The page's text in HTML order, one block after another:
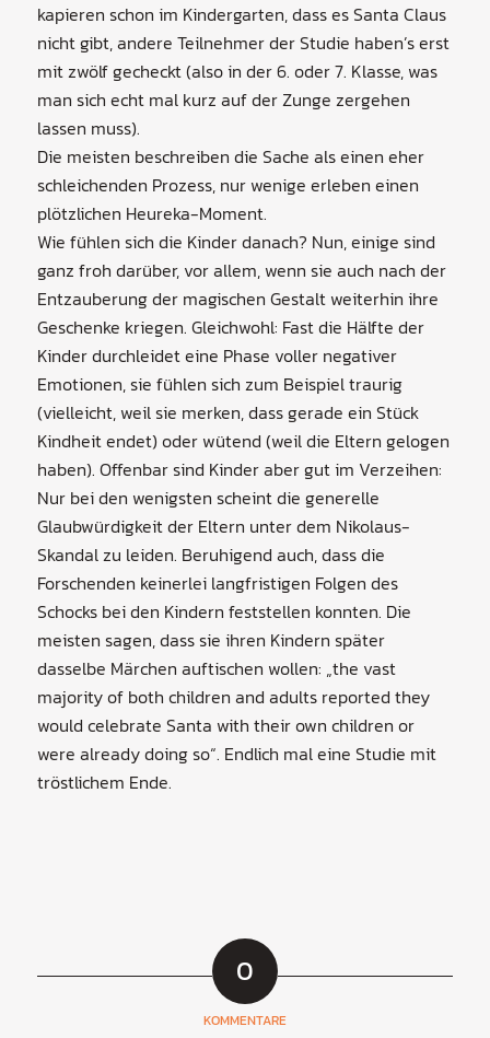
kapieren schon im Kindergarten, dass es Santa Claus
nicht gibt, andere Teilnehmer der Studie haben’s erst
mit zwölf gecheckt (also in der 6. oder 7. Klasse, was
man sich echt mal kurz auf der Zunge zergehen
lassen muss).
Die meisten beschreiben die Sache als einen eher
schleichenden Prozess, nur wenige erleben einen
plötzlichen Heureka-Moment.
Wie fühlen sich die Kinder danach? Nun, einige sind
ganz froh darüber, vor allem, wenn sie auch nach der
Entzauberung der magischen Gestalt weiterhin ihre
Geschenke kriegen. Gleichwohl: Fast die Hälfte der
Kinder durchleidet eine Phase voller negativer
Emotionen, sie fühlen sich zum Beispiel traurig
(vielleicht, weil sie merken, dass gerade ein Stück
Kindheit endet) oder wütend (weil die Eltern gelogen
haben). Offenbar sind Kinder aber gut im Verzeihen:
Nur bei den wenigsten scheint die generelle
Glaubwürdigkeit der Eltern unter dem Nikolaus-
Skandal zu leiden. Beruhigend auch, dass die
Forschenden keinerlei langfristigen Folgen des
Schocks bei den Kindern feststellen konnten. Die
meisten sagen, dass sie ihren Kindern später
dasselbe Märchen auftischen wollen: „the vast
majority of both children and adults reported they
would celebrate Santa with their own children or
were already doing so“. Endlich mal eine Studie mit
tröstlichem Ende.
0
KOMMENTARE